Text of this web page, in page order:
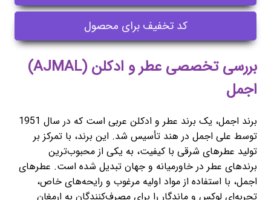
کد تخفیف برای محصول
بررسی تخصصی عطر و ادکلن (AJMAL)
اجمل
برند اجمل، یک برند عطر و ادکلن عربی است که در سال 1951
توسط علی اجمل در هند تأسیس شد. این برند، با تمرکز بر
تولید عطرهای شرقی با کیفیت، به یکی از محبوب‌ترین
برندهای عطر در خاورمیانه و جهان تبدیل شده است. عطرهای
اجمل، با استفاده از مواد اولیه مرغوب و رایحه‌های خاص،
تجربه‌ای لوکس و ماندگار را برای مصرف‌کنندگان به ارمغان